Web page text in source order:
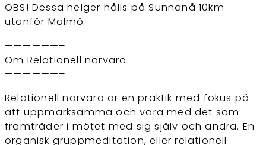
OBS! Dessa helger hålls på Sunnanå 10km
utanför Malmö.
——————–
Om Relationell närvaro
——————–
Relationell närvaro är en praktik med fokus på
att uppmärksamma och vara med det som
framträder i mötet med sig själv och andra. En
organisk gruppmeditation, eller relationell